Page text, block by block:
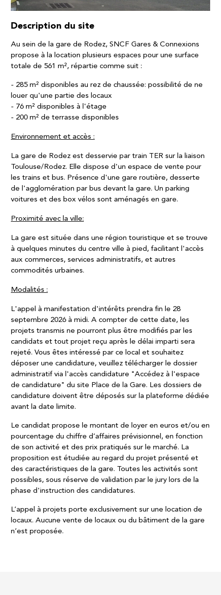
Description du site
Au sein de la gare de Rodez, SNCF Gares & Connexions
propose à la location plusieurs espaces pour une surface
totale de 561 m², répartie comme suit :
285 m² disponibles au rez de chaussée: possibilité de ne
louer qu'une partie des locaux
76 m² disponibles à l'étage
200 m² de terrasse disponibles
Environnement et accès :​
La gare de Rodez est desservie par train TER sur la liaison
Toulouse/Rodez. Elle dispose d'un espace de vente pour
les trains et bus. Présence d'une gare routière, desserte
de l'agglomération par bus devant la gare. Un parking
voitures et des box vélos sont aménagés en gare.
Proximité avec la ville:
La gare est située dans une région touristique et se trouve
à quelques minutes du centre ville à pied, facilitant l'accès
aux commerces, services administratifs, et autres
commodités urbaines.
Modalités :​
L'appel à manifestation d'intérêts prendra fin le 28
septembre 2026 à midi. A compter de cette date, les
projets transmis ne pourront plus être modifiés par les
candidats et tout projet reçu après le délai imparti sera
rejeté. Vous êtes intéressé par ce local et souhaitez
déposer une candidature, veuillez télécharger le dossier
administratif via l'accès candidature "Accédez à l'espace
de candidature" du site Place de la Gare. Les dossiers de
candidature doivent être déposés sur la plateforme dédiée
avant la date limite.
Le candidat propose le montant de loyer en euros et/ou en
pourcentage du chiffre d’affaires prévisionnel, en fonction
de son activité et des prix pratiqués sur le marché. La
proposition est étudiée au regard du projet présenté et
des caractéristiques de la gare. ​Toutes les activités sont
possibles, sous réserve de validation par le jury lors de la
phase d'instruction des candidatures.
L’appel à projets porte exclusivement sur une location de
locaux. Aucune vente de locaux ou du bâtiment de la gare
n’est proposée.​